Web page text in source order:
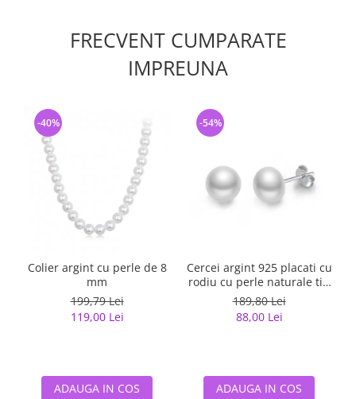
FRECVENT CUMPARATE
IMPREUNA
Colier argint cu perle de 8
mm
199,79 Lei
119,00 Lei
-40%
ADAUGA IN COS
Cercei argint 925 placati cu
rodiu cu perle naturale tip
buton
189,80 Lei
88,00 Lei
-54%
ADAUGA IN COS